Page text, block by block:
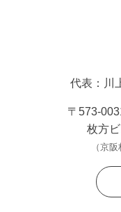
代表：川
〒573-
枚方
（京